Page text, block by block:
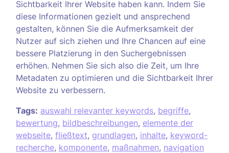
Sichtbarkeit Ihrer Website haben kann. Indem Sie
diese Informationen gezielt und ansprechend
gestalten, können Sie die Aufmerksamkeit der
Nutzer auf sich ziehen und Ihre Chancen auf eine
bessere Platzierung in den Suchergebnissen
erhöhen. Nehmen Sie sich also die Zeit, um Ihre
Metadaten zu optimieren und die Sichtbarkeit Ihrer
Website zu verbessern.
Tags: auswahl relevanter keywords, begriffe,
bewertung, bildbeschreibungen, elemente der
webseite, fließtext, grundlagen, inhalte, keyword-
recherche, komponente, maßnahmen, navigation